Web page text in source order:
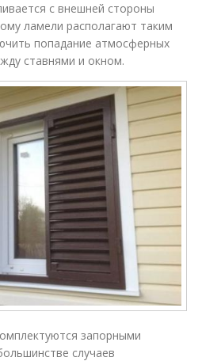
с внешней стороны
ламели располагают таким
попадание атмосферных
ставнями и окном.
запорными
случаев